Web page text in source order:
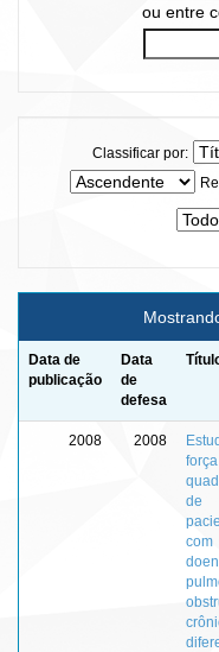
ou entre
Classificar por:
Data de
publicação
Data
de
defesa
2008 2008
de
com